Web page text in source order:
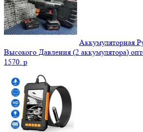
Аккумуляторная
Высокого Давления (2 аккумулятора)
1570. p